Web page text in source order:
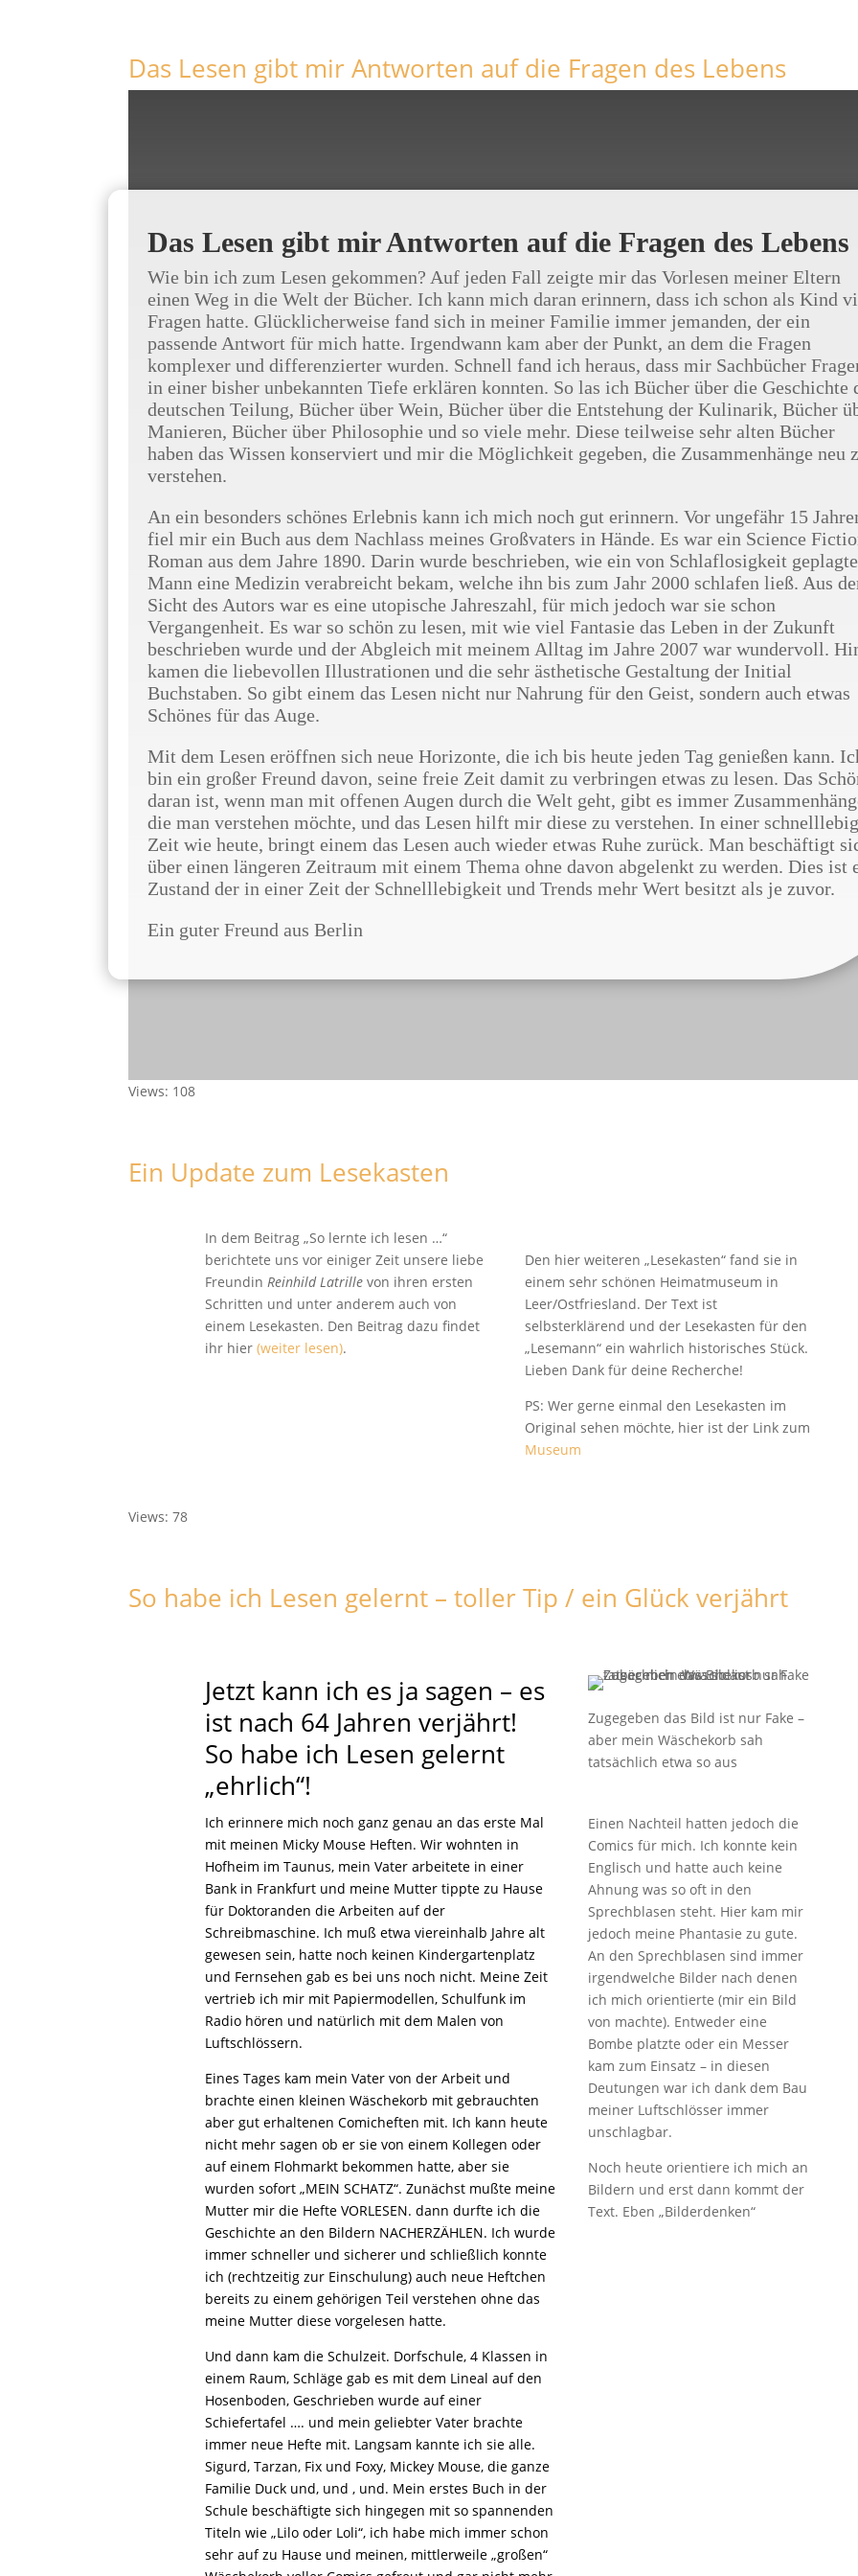
Das Lesen gibt mir Antworten auf die Fragen des Lebens
Das Lesen gibt mir Antworten auf die Fragen des Lebens
Wie bin ich zum Lesen gekommen? Auf jeden Fall zeigte mir das Vorlesen meiner Eltern
einen Weg in die Welt der Bücher. Ich kann mich daran erinnern, dass ich schon als Kind
Fragen hatte. Glücklicherweise fand sich in meiner Familie immer jemanden, der ein
passende Antwort für mich hatte. Irgendwann kam aber der Punkt, an dem die Fragen
komplexer und differenzierter wurden. Schnell fand ich heraus, dass mir Sachbücher
in einer bisher unbekannten Tiefe erklären konnten. So las ich Bücher über die Geschichte
deutschen Teilung, Bücher über Wein, Bücher über die Entstehung der Kulinarik, Bücher
Manieren, Bücher über Philosophie und so viele mehr. Diese teilweise sehr alten Bücher
haben das Wissen konserviert und mir die Möglichkeit gegeben, die Zusammenhänge neu
verstehen.
An ein besonders schönes Erlebnis kann ich mich noch gut erinnern. Vor ungefähr 15
fiel mir ein Buch aus dem Nachlass meines Großvaters in Hände. Es war ein Science
Roman aus dem Jahre 1890. Darin wurde beschrieben, wie ein von Schlaflosigkeit
Mann eine Medizin verabreicht bekam, welche ihn bis zum Jahr 2000 schlafen ließ. Aus
Sicht des Autors war es eine utopische Jahreszahl, für mich jedoch war sie schon
Vergangenheit. Es war so schön zu lesen, mit wie viel Fantasie das Leben in der Zukunft
beschrieben wurde und der Abgleich mit meinem Alltag im Jahre 2007 war wundervoll.
kamen die liebevollen Illustrationen und die sehr ästhetische Gestaltung der Initial
Buchstaben. So gibt einem das Lesen nicht nur Nahrung für den Geist, sondern auch etwas
Schönes für das Auge.
Mit dem Lesen eröffnen sich neue Horizonte, die ich bis heute jeden Tag genießen kann.
bin ein großer Freund davon, seine freie Zeit damit zu verbringen etwas zu lesen. Das
daran ist, wenn man mit offenen Augen durch die Welt geht, gibt es immer
die man verstehen möchte, und das Lesen hilft mir diese zu verstehen. In einer
Zeit wie heute, bringt einem das Lesen auch wieder etwas Ruhe zurück. Man beschäftigt
über einen längeren Zeitraum mit einem Thema ohne davon abgelenkt zu werden. Dies ist
Zustand der in einer Zeit der Schnelllebigkeit und Trends mehr Wert besitzt als je zuvor.
Ein guter Freund aus Berlin
Views: 108
Ein Update zum Lesekasten
In dem Beitrag „So lernte ich lesen …“
berichtete uns vor einiger Zeit unsere liebe
Freundin Reinhild Latrillevon ihren ersten
Schritten und unter anderem auch von
einem Lesekasten. Den Beitrag dazu findet
ihr hier (weiter lesen).
Den hier weiteren „Lesekasten“ fand sie in
einem sehr schönen Heimatmuseum in
Leer/Ostfriesland. Der Text ist
selbsterklärend und der Lesekasten für den
„Lesemann“ ein wahrlich historisches Stück.
Lieben Dank für deine Recherche!
PS: Wer gerne einmal den Lesekasten im
Original sehen möchte, hier ist der Link zum
Museum
Views: 78
So habe ich Lesen gelernt – toller Tip / ein Glück verjährt
Jetzt kann ich es ja sagen – es
ist nach 64 Jahren verjährt!
So habe ich Lesen gelernt
„ehrlich“!
Ich erinnere mich noch ganz genau an das erste Mal
mit meinen Micky Mouse Heften. Wir wohnten in
Hofheim im Taunus, mein Vater arbeitete in einer
Bank in Frankfurt und meine Mutter tippte zu Hause
für Doktoranden die Arbeiten auf der
Schreibmaschine. Ich muß etwa viereinhalb Jahre alt
gewesen sein, hatte noch keinen Kindergartenplatz
und Fernsehen gab es bei uns noch nicht. Meine Zeit
vertrieb ich mir mit Papiermodellen, Schulfunk im
Radio hören und natürlich mit dem Malen von
Luftschlössern.
Eines Tages kam mein Vater von der Arbeit und
brachte einen kleinen Wäschekorb mit gebrauchten
aber gut erhaltenen Comicheften mit. Ich kann heute
nicht mehr sagen ob er sie von einem Kollegen oder
auf einem Flohmarkt bekommen hatte, aber sie
wurden sofort „MEIN SCHATZ“. Zunächst mußte meine
Mutter mir die Hefte VORLESEN. dann durfte ich die
Geschichte an den Bildern NACHERZÄHLEN. Ich wurde
immer schneller und sicherer und schließlich konnte
ich (rechtzeitig zur Einschulung) auch neue Heftchen
bereits zu einem gehörigen Teil verstehen ohne das
meine Mutter diese vorgelesen hatte.
Und dann kam die Schulzeit. Dorfschule, 4 Klassen in
einem Raum, Schläge gab es mit dem Lineal auf den
Hosenboden, Geschrieben wurde auf einer
Schiefertafel …. und mein geliebter Vater brachte
immer neue Hefte mit. Langsam kannte ich sie alle.
Sigurd, Tarzan, Fix und Foxy, Mickey Mouse, die ganze
Familie Duck und, und , und. Mein erstes Buch in der
Schule beschäftigte sich hingegen mit so spannenden
Titeln wie „Lilo oder Loli“, ich habe mich immer schon
sehr auf zu Hause und meinen, mittlerweile „großen“
Zugegeben das Bild ist nur Fake –
aber mein Wäschekorb sah
tatsächlich etwa so aus
Einen Nachteil hatten jedoch die
Comics für mich. Ich konnte kein
Englisch und hatte auch keine
Ahnung was so oft in den
Sprechblasen steht. Hier kam mir
jedoch meine Phantasie zu gute.
An den Sprechblasen sind immer
irgendwelche Bilder nach denen
ich mich orientierte (mir ein Bild
von machte). Entweder eine
Bombe platzte oder ein Messer
kam zum Einsatz – in diesen
Deutungen war ich dank dem Bau
meiner Luftschlösser immer
unschlagbar.
Noch heute orientiere ich mich an
Bildern und erst dann kommt der
Text. Eben „Bilderdenken“